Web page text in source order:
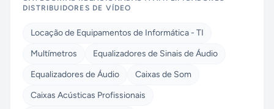
DISTRIBUIDORES DE VÍDEO
Locação de Equipamentos de Informática - TI
Multímetros
Equalizadores de Sinais de Áudio
Equalizadores de Áudio
Caixas de Som
Caixas Acústicas Profissionais